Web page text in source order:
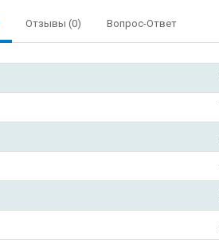
Отзывы (0) Вопрос-Ответ